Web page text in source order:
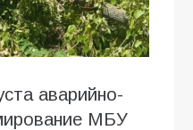
аварийно-
МБУ